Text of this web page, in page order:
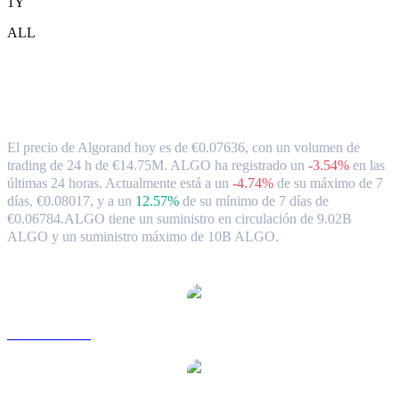
ALL
El precio de Algorand hoy es de €0.07636, con un volumen de
trading de 24 h de €14.75M. ALGO ha registrado un -3.54% en las
últimas 24 horas. Actualmente está a un -4.74% de su máximo de 7
días, €0.08017, y a un 12.57% de su mínimo de 7 días de
€0.06784.ALGO tiene un suministro en circulación de 9.02B
ALGO y un suministro máximo de 10B ALGO.